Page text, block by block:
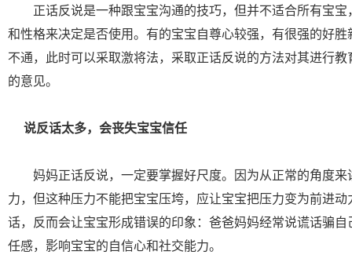
正话反说是一种跟宝宝沟通的技巧，但并不适合所有宝宝
和性格来决定是否使用。有的宝宝自尊心较强，有很强的好
不通，此时可以采取激将法，采取正话反说的方法对其进行
的意见。
说反话太多，会丧失宝宝信任
妈妈正话反说，一定要掌握好尺度。因为从正常的角度来
力，但这种压力不能把宝宝压垮，应让宝宝把压力变为前进
话，反而会让宝宝形成错误的印象：爸爸妈妈经常说谎话骗
任感，影响宝宝的自信心和社交能力。